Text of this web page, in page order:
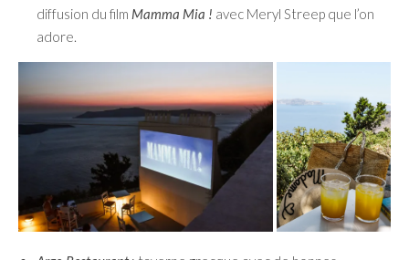
diffusion du film Mamma Mia ! avec Meryl Streep que l’on
adore.